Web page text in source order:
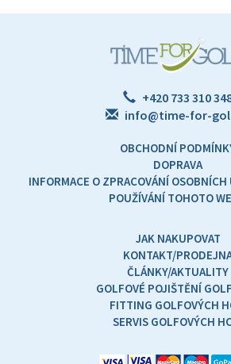
+420 733 310
info@time-for-
OBCHODNÍ
DOPRAVA
INFORMACE O ZPRACOVÁNÍ
POUŽÍVÁNÍ TOHOTO
JAK NAKUPOVAT
KONTAKT/
ČLÁNKY/AKTUALITY
GOLFOVÉ POJIŠTĚNÍ
FITTING GOLFOVÝCH
SERVIS GOLFOVÝCH